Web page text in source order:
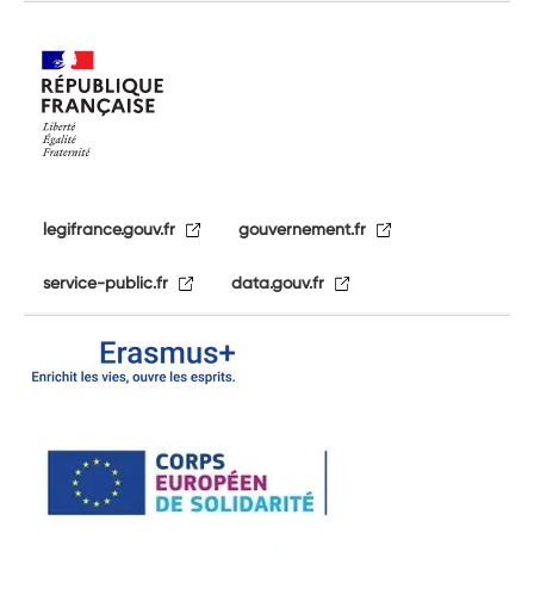
legifrance.gouv.fr gouvernement.fr
service-public.fr data.gouv.fr